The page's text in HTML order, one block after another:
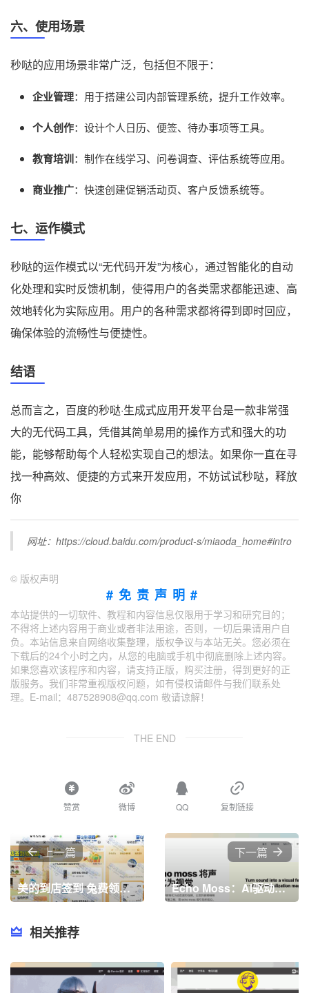
六、使用场景
秒哒的应用场景非常广泛，包括但不限于：
企业管理：用于搭建公司内部管理系统，提升工作效率。
个人创作：设计个人日历、便签、待办事项等工具。
教育培训：制作在线学习、问卷调查、评估系统等应用。
商业推广：快速创建促销活动页、客户反馈系统等。
七、运作模式
秒哒的运作模式以“无代码开发”为核心，通过智能化的自动
化处理和实时反馈机制，使得用户的各类需求都能迅速、高
效地转化为实际应用。用户的各种需求都将得到即时回应，
确保体验的流畅性与便捷性。
结语
总而言之，百度的秒哒·生成式应用开发平台是一款非常强
大的无代码工具，凭借其简单易用的操作方式和强大的功
能，能够帮助每个人轻松实现自己的想法。如果你一直在寻
找一种高效、便捷的方式来开发应用，不妨试试秒哒，释放
你
网址：https://cloud.baidu.com/product-s/miaoda_home#intro
© 版权声明
#免责声明#
本站提供的一切软件、教程和内容信息仅限用于学习和研究目的；
不得将上述内容用于商业或者非法用途，否则，一切后果请用户自
负。本站信息来自网络收集整理，版权争议与本站无关。您必须在
下载后的24个小时之内，从您的电脑或手机中彻底删除上述内容。
如果您喜欢该程序和内容，请支持正版，购买注册，得到更好的正
版服务。我们非常重视版权问题，如有侵权请邮件与我们联系处
理。E-mail：487528908@qq.com 敬请谅解！
THE END
赞赏 微博 QQ 复制链接
上一篇
美的到店签到 兔费领洁柔/蓝月亮/金龙鱼等实物
下一篇
Echo Moss：AI驱动的音频到视觉转换工具，能够快速将音频文件转化为个性化的波形视频，支持自定义颜色和样式
相关推荐